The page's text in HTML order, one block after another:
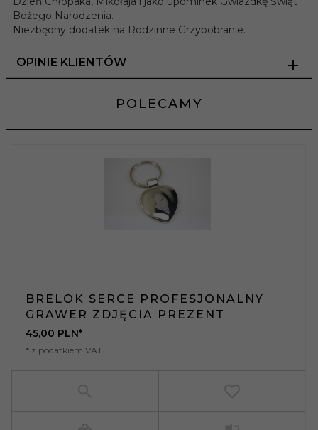
Bożego Narodzenia.
Niezbędny dodatek na Rodzinne Grzybobranie.
OPINIE KLIENTÓW
POLECAMY
BRELOK SERCE PROFESJONALNY
GRAWER ZDJĘCIA PREZENT
45,00 PLN*
* z podatkiem VAT